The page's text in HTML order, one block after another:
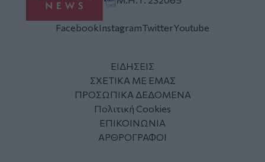
FacebookInstagramTwitterYoutube
ΕΙΔΗΣΕΙΣ
ΣΧΕΤΙΚΑ ΜΕ ΕΜΑΣ
ΠΡΟΣΩΠΙΚΑ ΔΕΔΟΜΕΝΑ
Πολιτική Cookies
ΕΠΙΚΟΙΝΩΝΙΑ
ΑΡΘΡΟΓΡΑΦΟΙ